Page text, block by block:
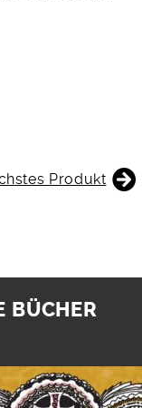
Produkt
BÜCHER